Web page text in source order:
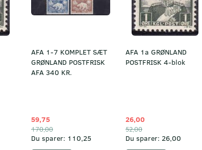
AFA 1-7 KOMPLET SÆT
GRØNLAND POSTFRISK
AFA 340 KR.
59,75
170,00
Du sparer: 110,25
AFA 1a GRØNLAND
POSTFRISK 4-blok
26,00
52,00
Du sparer: 26,00